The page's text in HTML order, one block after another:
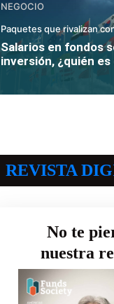
NEGOCIO
Paquetes que rivalizan
Salarios en fondos
inversión, ¿quién es
REVISTA
No te
nuestra